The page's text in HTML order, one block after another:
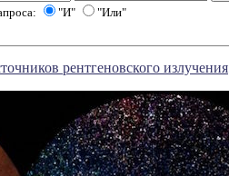
"И" "Или"
рентгеновского излучения